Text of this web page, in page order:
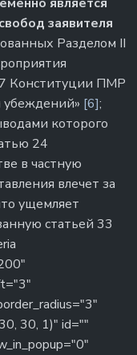
заявителя
Разделом II
Конституции ПМР
убеждений» [6];
которого
24
в частную
влечет за
ущемляет
статьей 33
30, 1)" id=""